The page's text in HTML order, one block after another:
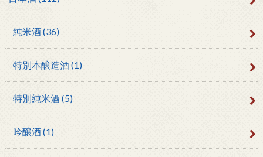
純米酒(36)
特別本醸造酒(1)
特別純米酒(5)
吟醸酒(1)